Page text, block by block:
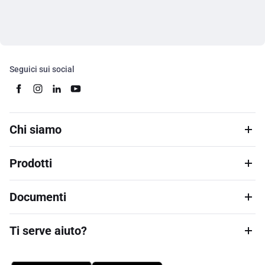
Seguici sui social
Chi siamo
Prodotti
Documenti
Ti serve aiuto?